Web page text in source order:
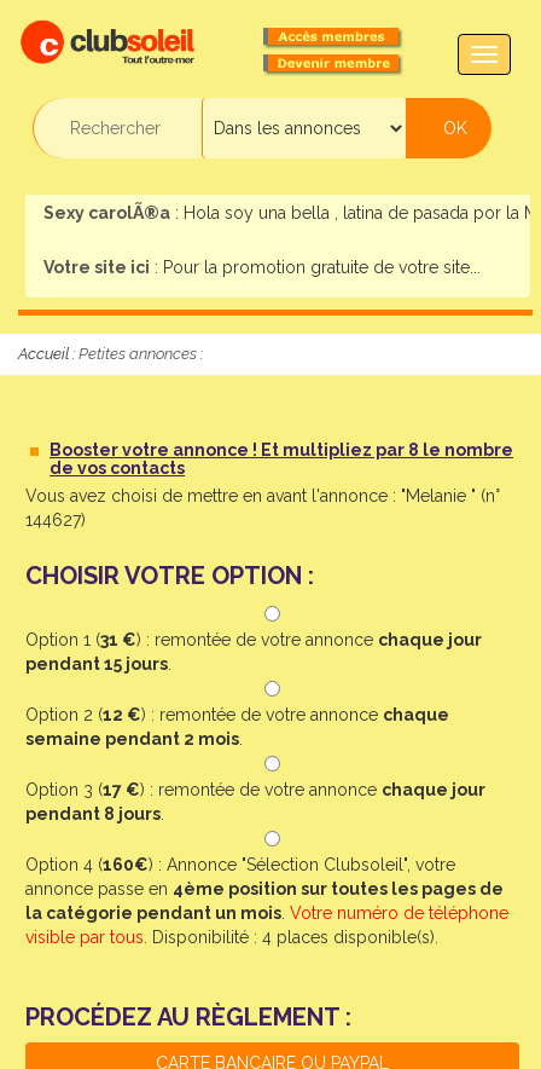
Sexy carolÃ®a : Hola soy una bella , latina de pasada por la
Votre site ici : Pour la promotion gratuite de votre site...
Accueil : Petites annonces :
Booster votre annonce ! Et multipliez par 8 le nombre
de vos contacts
Vous avez choisi de mettre en avant l'annonce : "Melanie " (n°
144627)
CHOISIR VOTRE OPTION :
Option 1 (31 €) : remontée de votre annonce chaque jour
pendant 15 jours
Option 2 (12 €) : remontée de votre annonce chaque
semaine pendant 2 mois
Option 3 (17 €) : remontée de votre annonce chaque jour
pendant 8 jours
Option 4 (160€) : Annonce "Sélection Clubsoleil", votre
annonce passe en 4ème position sur toutes les pages de
la catégorie pendant un mois Votre numéro de téléphone
visible par tous.
Disponibilité : 4 places disponible(s).
PROCÉDEZ AU RÈGLEMENT :